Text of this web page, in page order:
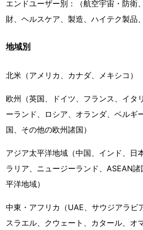
エンドユーザー別：（航空宇宙・防衛
財、ヘルスケア、製造、ハイテク製品
地域別
北米（アメリカ、カナダ、メキシコ）
欧州（英国、ドイツ、フランス、イタ
ーランド、ロシア、オランダ、ベルギ
国、その他の欧州諸国）
アジア太平洋地域（中国、インド、日
ラリア、ニュージーランド、ASEAN
平洋地域）
中東・アフリカ（UAE、サウジアラビ
スラエル、クウェート、カタール、オ